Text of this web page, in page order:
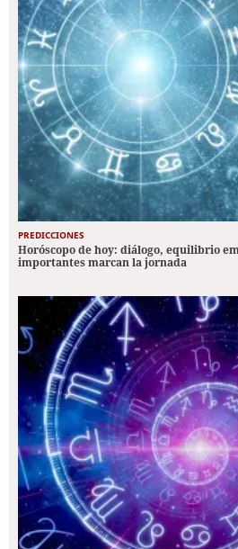
PREDICCIONES
Horóscopo de hoy: diálogo, equilibrio
importantes marcan la jornada